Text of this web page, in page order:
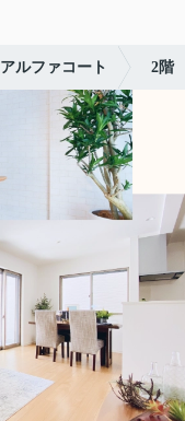
アルファコート 2階